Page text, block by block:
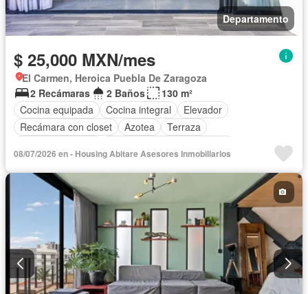
Departamento
$ 25,000 MXN/mes
El Carmen, Heroica Puebla De Zaragoza
2 Recámaras
2 Baños
130 m²
Cocina equipada
Cocina integral
Elevador
Recámara con closet
Azotea
Terraza
08/07/2026 en - Housing Abitare Asesores Inmobiliarios